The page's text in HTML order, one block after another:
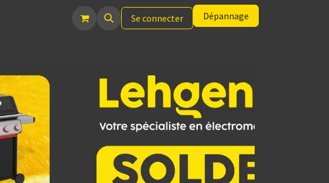
Se connecter Dépannage